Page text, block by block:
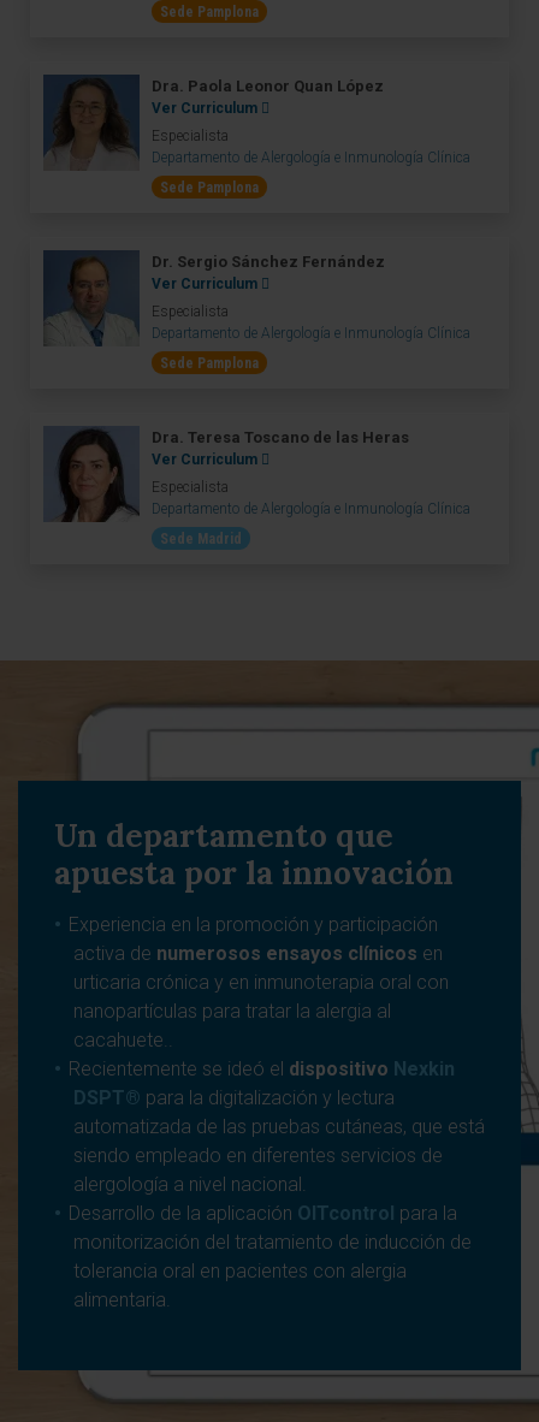
Sede Pamplona
Dra. Paola Leonor Quan López
Ver Curriculum
Especialista
Departamento de Alergología e Inmunología Clínica
Sede Pamplona
Dr. Sergio Sánchez Fernández
Ver Curriculum
Especialista
Departamento de Alergología e Inmunología Clínica
Sede Pamplona
Dra. Teresa Toscano de las Heras
Ver Curriculum
Especialista
Departamento de Alergología e Inmunología Clínica
Sede Madrid
Un departamento que
apuesta por la innovación
Experiencia en la promoción y participación
activa de numerosos ensayos clínicos en
urticaria crónica y en inmunoterapia oral con
nanopartículas para tratar la alergia al
cacahuete..
Recientemente se ideó el dispositivo Nexkin
DSPT® para la digitalización y lectura
automatizada de las pruebas cutáneas, que está
siendo empleado en diferentes servicios de
alergología a nivel nacional.
Desarrollo de la aplicación OITcontrol para la
monitorización del tratamiento de inducción de
tolerancia oral en pacientes con alergia
alimentaria.